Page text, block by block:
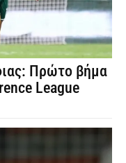
Πρώτο βήμα
League